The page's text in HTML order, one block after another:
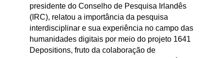
presidente do Conselho de Pesquisa Irlandês
(IRC), relatou a importância da pesquisa
interdisciplinar e sua experiência no campo das
humanidades digitais por meio do projeto 1641
Depositions, fruto da colaboração de